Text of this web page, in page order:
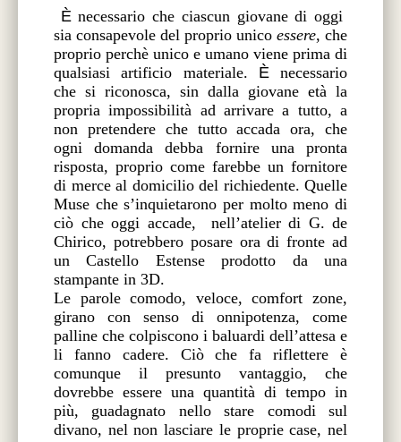
Ѐ necessario che ciascun giovane di oggi
sia consapevole del proprio unico essere, che
proprio perchè unico e umano viene prima di
qualsiasi artificio materiale. Ѐ necessario
che si riconosca, sin dalla giovane età la
propria impossibilità ad arrivare a tutto, a
non pretendere che tutto accada ora, che
ogni domanda debba fornire una pronta
risposta, proprio come farebbe un fornitore
di merce al domicilio del richiedente. Quelle
Muse che s’inquietarono per molto meno di
ciò che oggi accade,
nell’atelier di G. de
Chirico, potrebbero posare ora di fronte ad
un Castello Estense prodotto da una
stampante in 3D.
Le parole comodo, veloce, comfort zone,
girano con senso di onnipotenza, come
palline che colpiscono i baluardi dell’attesa e
li fanno cadere. Ciò che fa riflettere è
comunque il presunto vantaggio, che
dovrebbe essere una quantità di tempo in
più, guadagnato nello stare comodi sul
divano, nel non lasciare le proprie case, nel